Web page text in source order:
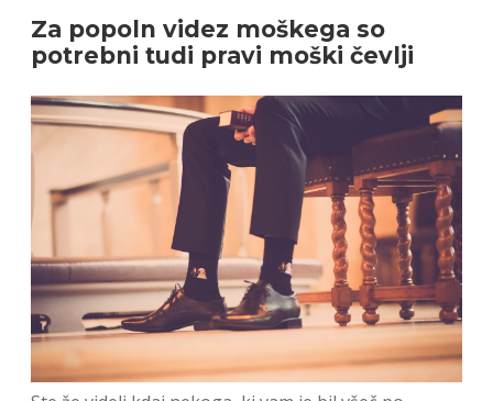
Za popoln videz moškega so
potrebni tudi pravi moški čevlji